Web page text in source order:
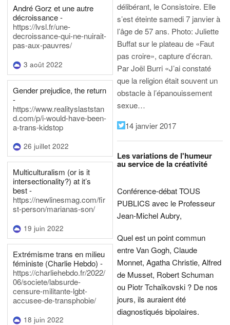
André Gorz et une autre
décroissance -
https://lvsl.fr/une-
decroissance-qui-ne-nuirait-
pas-aux-pauvres/
3 août 2022
Gender prejudice, the return
-
https://www.realityslaststan
d.com/p/i-would-have-been-
a-trans-kidstop
26 juillet 2022
Multiculturalism (or is it
intersectionality?) at it’s
best -
https://newlinesmag.com/fir
st-person/marianas-son/
19 juin 2022
Extrémisme trans en milieu
féministe (Charlie Hebdo) -
https://charliehebdo.fr/2022/
06/societe/labsurde-
censure-militante-lgbt-
accusee-de-transphobie/
18 juin 2022
délibérant, le Consistoire. Elle
s’est éteinte samedi 7 janvier à
l’âge de 57 ans. Photo: Juliette
Buffat sur le plateau de «Faut
pas croire», capture d’écran.
Par Joël Burri «J’ai constaté
que la religion était souvent un
obstacle à l’épanouissement
sexue…
14 janvier 2017
Les variations de l'humeur
au service de la créativité
Conférence-débat TOUS
PUBLICS avec le Professeur
Jean-Michel Aubry,
Quel est un point commun
entre Van Gogh, Claude
Monnet, Agatha Christie, Alfred
de Musset, Robert Schuman
ou Piotr Tchaïkovski ? De nos
jours, ils auraient été
diagnostiqués bipolaires.